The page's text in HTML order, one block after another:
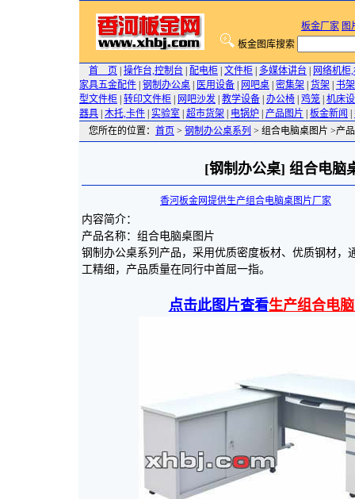
板金厂家 图
板金图库搜索
首 页 操作台,控制台 配电柜 文件柜 多媒体讲台
网络机柜
家具五金配件 钢制办公桌 医用设备 网吧桌 密集架 货架 书架
型文件柜 转印文件柜 网吧沙发 教学设备 办公椅 鸡笼 机床
器具 木托,卡件 实验室 超市货架 电锅炉 产品图片 板金新闻
您所在的位置： 首页 > 钢制办公桌系列 > 组合电脑桌图片 >产
[钢制办公桌] 组合电脑
香河板金网提供生产组合电脑桌图片厂家
内容简介：
产品名称：组合电脑桌图片
钢制办公桌系列产品，采用优质密度板材、优质钢材，
工精细，产品质量在同行中首屈一指。
点击此图片查看生产组合电